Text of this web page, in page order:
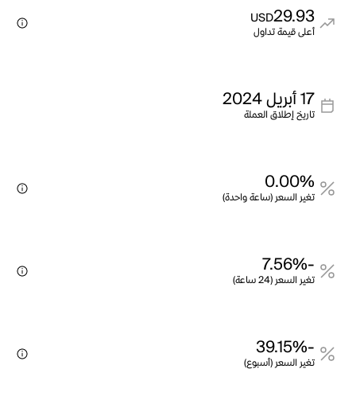
29.93
USD
أعلى قيمة تداول
17 أبريل 2024
تاريخ إطلاق العملة
0.00%
تغير السعر (ساعة واحدة)
-7.56%
تغير السعر (24 ساعة)
-39.15%
تغير السعر (أسبوع)